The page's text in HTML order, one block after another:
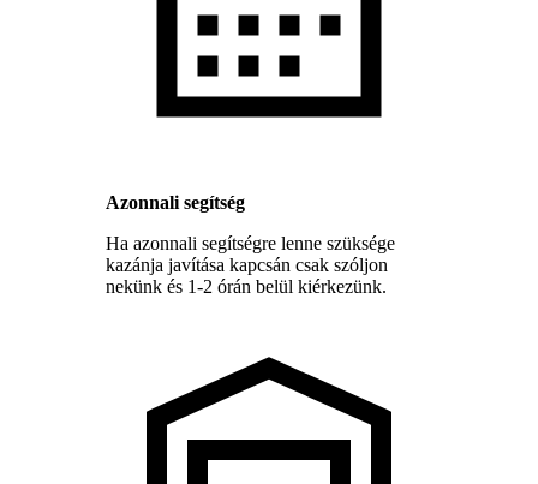
Azonnali segítség
Ha azonnali segítségre lenne szüksége
kazánja javítása kapcsán csak szóljon
nekünk és 1-2 órán belül kiérkezünk.